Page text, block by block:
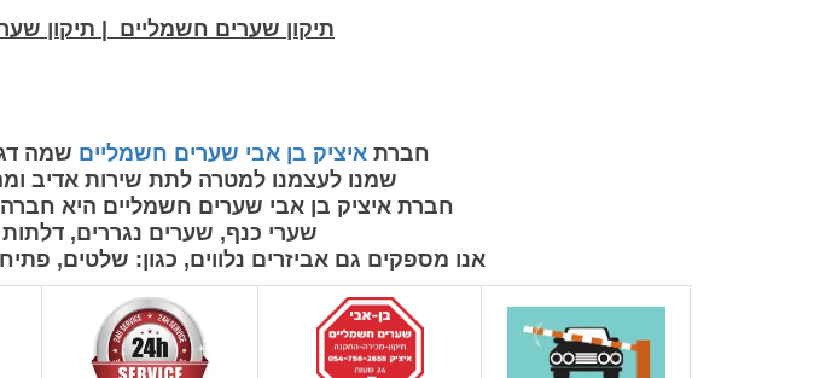
תיקון שערים חשמליים | תיקון
חברתאיציק בן אבי שערים חשמליים שמה
שמנו לעצמנו למטרה לתת שירות אדיב
חברת איציק בן אבי שערים חשמליים היא
שערי כנף, שערים נגררים, דלתות
אנו מספקים גם אביזרים נלווים, כגון: שלטים,